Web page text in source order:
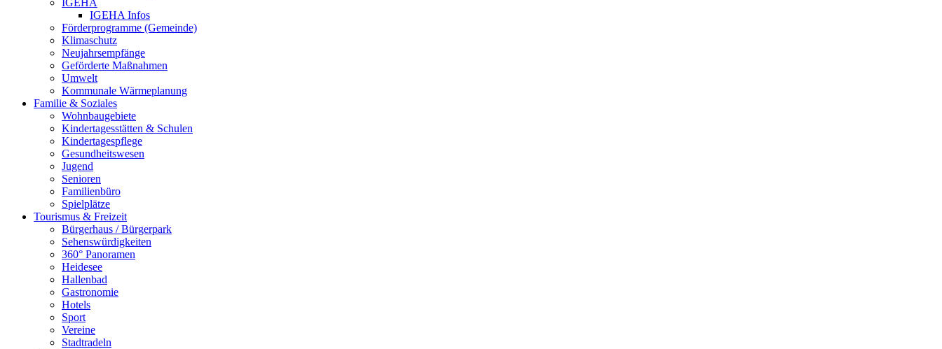
IGEHA
IGEHA Infos
Förderprogramme (Gemeinde)
Klimaschutz
Neujahrsempfänge
Geförderte Maßnahmen
Umwelt
Kommunale Wärmeplanung
Familie & Soziales
Wohnbaugebiete
Kindertagesstätten & Schulen
Kindertagespflege
Gesundheitswesen
Jugend
Senioren
Familienbüro
Spielplätze
Tourismus & Freizeit
Bürgerhaus / Bürgerpark
Sehenswürdigkeiten
360° Panoramen
Heidesee
Hallenbad
Gastronomie
Hotels
Sport
Vereine
Stadtradeln